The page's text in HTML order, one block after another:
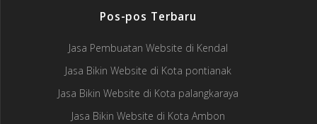
Pos-pos Terbaru
Jasa Pembuatan Website di Kendal
Jasa Bikin Website di Kota pontianak
Jasa Bikin Website di Kota palangkaraya
Jasa Bikin Website di Kota Ambon